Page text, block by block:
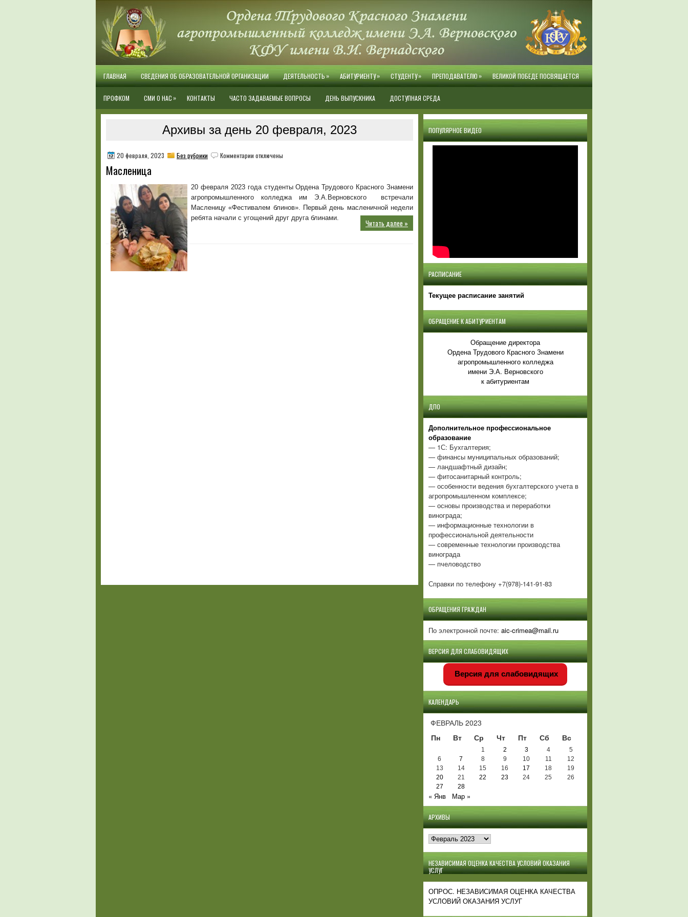
ГЛАВНАЯ СВЕДЕНИЯ ОБ ОБРАЗОВАТЕЛЬНОЙ ОРГАНИЗАЦИИ ДЕЯТЕЛЬНОСТЬ» АБИТУРИЕНТУ» СТУДЕНТУ» ПРЕПОДАВАТЕЛЮ» ВЕЛИКОЙ ПОБЕДЕ ПОСВЯЩАЕТСЯ
ПРОФКОМ СМИ О НАС » КОНТАКТЫ ЧАСТО ЗАДАВАЕМЫЕ ВОПРОСЫ ДЕНЬ ВЫПУСКНИКА ДОСТУПНАЯ СРЕДА
Архивы за день 20 февраля, 2023
20 февраля, 2023 Без рубрики Комментарии котключены
Масленица
20 февраля 2023 года студенты Ордена Трудового Красного Знамени
агропромышленного колледжа им Э.А.Верновского встречали
Масленицу «Фестивалем блинов». Первый день масленичной недели
ребята начали с угощений друг друга блинами.
Читать далее »
ПОПУЛЯРНОЕ ВИДЕО
РАСПИСАНИЕ
Текущее расписание занятий
ОБРАЩЕНИЕ К АБИТУРИЕНТАМ
Обращение директора
Ордена Трудового Красного Знамени
агропромышленного колледжа
имени Э.А. Верновского
к абитуриентам
ДПО
Дополнительное профессиональное
образование
— 1С: Бухгалтерия;
— финансы муниципальных образований;
— ландшафтный дизайн;
— фитосанитарный контроль;
— особенности ведения бухгалтерского учета в
агропромышленном комплексе;
— основы производства и переработки
винограда;
— информационные технологии в
профессиональной деятельности
— современные технологии производства
винограда
— пчеловодство
Справки по телефону +7(978)-141-91-83
ОБРАЩЕНИЯ ГРАЖДАН
По электронной почте: aic-crimea@mail.ru
ВЕРСИЯ ДЛЯ СЛАБОВИДЯЩИХ
Версия для слабовидящих
КАЛЕНДАРЬ
ФЕВРАЛЬ 2023
Пн
Вт Ср Чт Пт Сб Вс
1 2 3 4
5
6
7 8 9 10 11
12
13
14 15 16 17 18
19
20
21 22 23 24 25
26
27
28
« Янв Мар »
АРХИВЫ
Архивы
НЕЗАВИСИМАЯ ОЦЕНКА КАЧЕСТВА УСЛОВИЙ ОКАЗАНИЯ
УСЛУГ
ОПРОС. НЕЗАВИСИМАЯ ОЦЕНКА КАЧЕСТВА
УСЛОВИЙ ОКАЗАНИЯ УСЛУГ